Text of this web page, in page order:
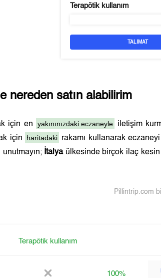
Terapötik kullanım
TALIMAT
nereden satın alabilirim
için en yakınınızdaki eczaneyle
iletişim
için haritadaki rakamı kullanarak eczaneyi
İtalyaülkesinde birçok ilaç kesin
Pillintrip.com
Terapötik kullanım
100%